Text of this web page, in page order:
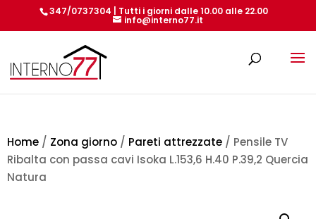
347/0737304 | Tutti i giorni dalle 10.00 alle 22.00
info@interno77.it
Home / Zona giorno / Pareti attrezzate / Pensile TV
Ribalta con passa cavi Isoka L.153,6 H.40 P.39,2 Quercia
Natura